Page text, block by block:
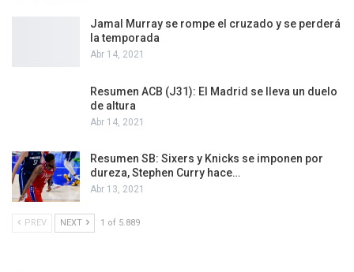
Jamal Murray se rompe el cruzado y se perderá
la temporada
Abr 14, 2021
Resumen ACB (J31): El Madrid se lleva un duelo
de altura
Abr 14, 2021
Resumen SB: Sixers y Knicks se imponen por
dureza, Stephen Curry hace…
Abr 13, 2021
PREV NEXT 1 of 5.889